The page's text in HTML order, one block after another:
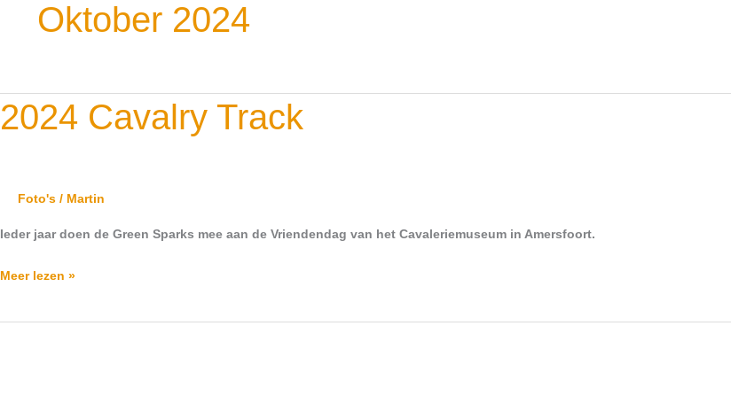
Oktober 2024
2024 Cavalry Track
Foto's / Martin
Ieder jaar doen de Green Sparks mee aan de Vriendendag van het Cavaleriemuseum in Amersfoort.
2024
Cavalry
Meer lezen »